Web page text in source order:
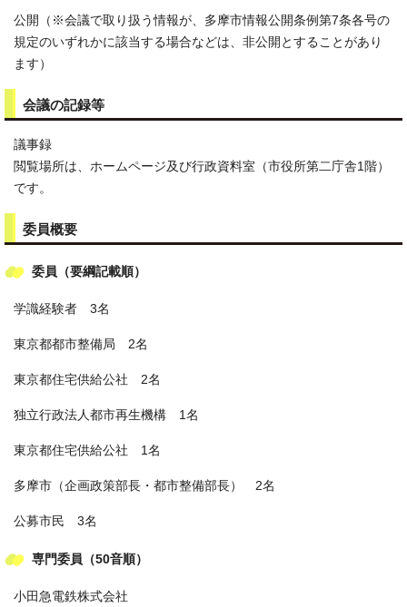
公開（※会議で取り扱う情報が、多摩市情報公開条例第7条各号の
規定のいずれかに該当する場合などは、非公開とすることがあり
ます）
会議の記録等
議事録
閲覧場所は、ホームページ及び行政資料室（市役所第二庁舎1階）
です。
委員概要
委員（要綱記載順）
学識経験者 3名
東京都都市整備局 2名
東京都住宅供給公社 2名
独立行政法人都市再生機構 1名
東京都住宅供給公社 1名
多摩市（企画政策部長・都市整備部長） 2名
公募市民 3名
専門委員（50音順）
小田急電鉄株式会社